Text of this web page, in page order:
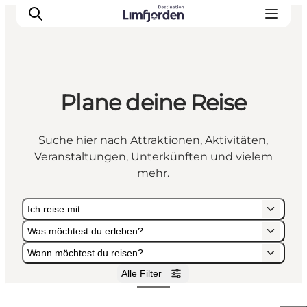
Plane deine Reise
Suche hier nach Attraktionen, Aktivitäten,
Veranstaltungen, Unterkünften und vielem
mehr.
Ich reise mit …
Was möchtest du erleben?
Wann möchtest du reisen?
Alle Filter